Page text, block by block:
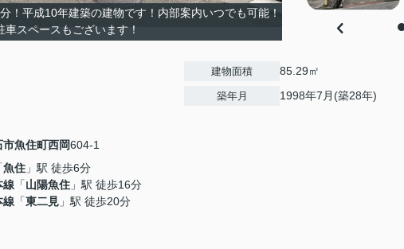
！平成10年建築の建物です！内部案内いつでも可能！
車スペースもございます！
市魚住町西岡604-1
魚住 」駅 徒歩6分
線 「山陽魚住 」駅 徒歩16分
線 「東二見 」駅 徒歩20分
建物面積 85.29㎡
築年月 1998年7月(築28年)